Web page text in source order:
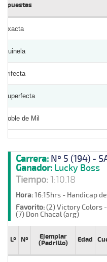
Apuestas
Exacta
Quinela
Trifecta
Superfecta
Doble de Mil
Carrera: Nº 5 (194) -
Ganador: Lucky Boss
Tiempo:1:10.18
Hora:16:15hrs - Handicap
Favorito:(2) Victory Colors -
(7) Don Chacal (arg)
Lº Nº
Ejemplar
(Padrillo)
Edad